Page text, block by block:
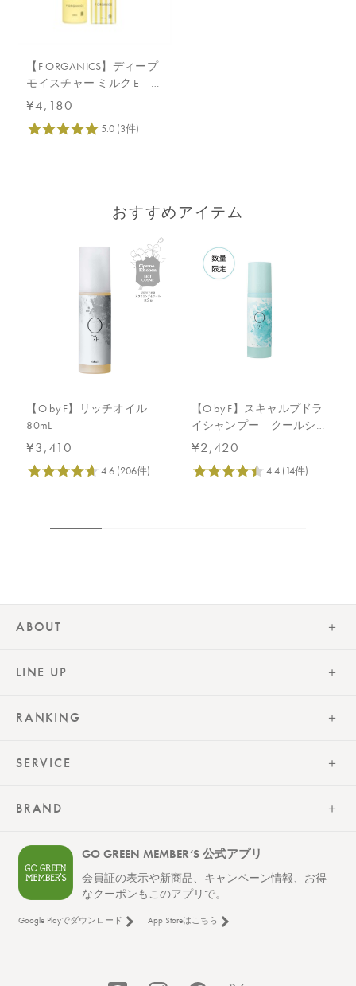
【F ORGANICS】ディープ
モイスチャー ミルク E レ
イユールデルブの香り
¥4,180
おすすめアイテム
【O by F】リッチオイル
80mL
¥3,410
【O by F】スキャルプドラ
イシャンプー クールショ
ット
¥2,420
ABOUT
LINE UP
RANKING
SERVICE
BRAND
GO GREEN MEMBER’S 公式アプリ
会員証の表示や新商品、キャンペーン情報、お得
なクーポンもこのアプリで。
Google Playでダウンロード App Storeはこちら